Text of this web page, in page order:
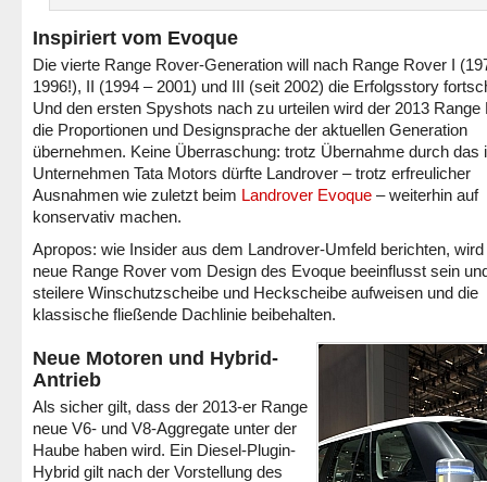
Inspiriert vom Evoque
Die vierte Range Rover-Generation will nach Range Rover I
1996!), II (1994 – 2001) und III (seit 2002) die Erfolgsstory
Und den ersten Spyshots nach zu urteilen wird der 2013 Range
die Proportionen und Designsprache der aktuellen Generation
übernehmen. Keine Überraschung: trotz Übernahme durch das
Unternehmen Tata Motors dürfte Landrover – trotz erfreulicher
Ausnahmen wie zuletzt beim Landrover Evoque – weiterhin auf
konservativ machen.
Apropos: wie Insider aus dem Landrover-Umfeld berichten, wird
neue Range Rover vom Design des Evoque beeinflusst sein
steilere Winschutzscheibe und Heckscheibe aufweisen und die
klassische fließende Dachlinie beibehalten.
Neue Motoren und Hybrid-
Antrieb
Als sicher gilt, dass der 2013-er Range
neue V6- und V8-Aggregate unter der
Haube haben wird. Ein Diesel-Plugin-
Hybrid gilt nach der Vorstellung des